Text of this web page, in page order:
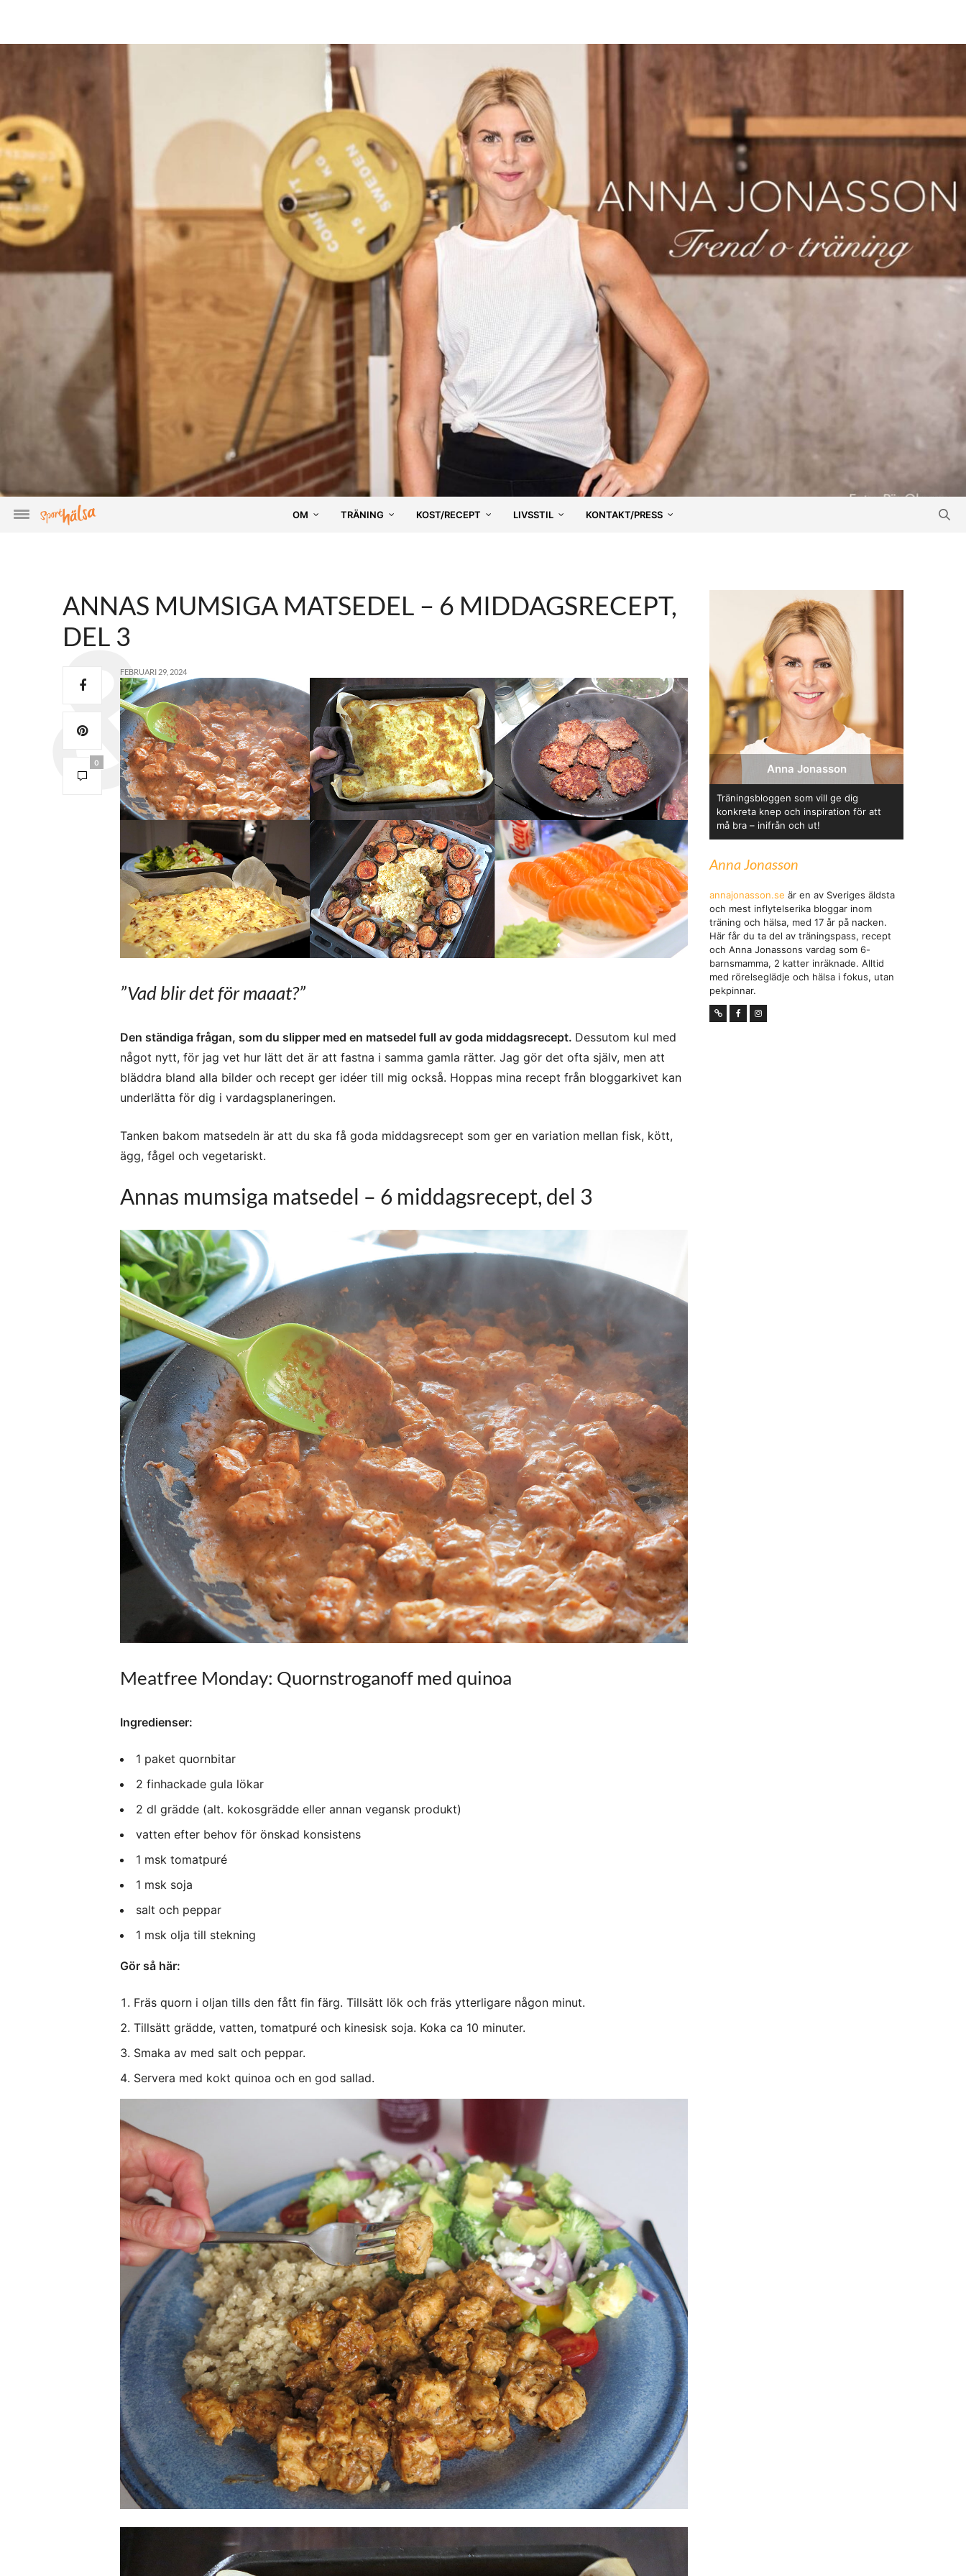
OM TRÄNING KOST/RECEPT LIVSSTIL KONTAKT/PRESS
ANNAS MUMSIGA MATSEDEL – 6 MIDDAGSRECEPT,
DEL 3
0
FEBRUARI 29, 2024
”Vad blir det för maaat?”
Den ständiga frågan, som du slipper med en matsedel full av goda middagsrecept. Dessutom kul med
något nytt, för jag vet hur lätt det är att fastna i samma gamla rätter. Jag gör det ofta själv, men att
bläddra bland alla bilder och recept ger idéer till mig också. Hoppas mina recept från bloggarkivet kan
underlätta för dig i vardagsplaneringen.
Tanken bakom matsedeln är att du ska få goda middagsrecept som ger en variation mellan fisk, kött,
ägg, fågel och vegetariskt.
Annas mumsiga matsedel – 6 middagsrecept, del 3
Meatfree Monday: Quornstroganoff med quinoa
Ingredienser:
1 paket quornbitar
2 finhackade gula lökar
2 dl grädde (alt. kokosgrädde eller annan vegansk produkt)
vatten efter behov för önskad konsistens
1 msk tomatpuré
1 msk soja
salt och peppar
1 msk olja till stekning
Gör så här:
Fräs quorn i oljan tills den fått fin färg. Tillsätt lök och fräs ytterligare någon minut.
Tillsätt grädde, vatten, tomatpuré och kinesisk soja. Koka ca 10 minuter.
Smaka av med salt och peppar.
Servera med kokt quinoa och en god sallad.
Anna Jonasson
Träningsbloggen som vill ge dig
konkreta knep och inspiration för att
må bra – inifrån och ut!
Anna Jonasson
annajonasson.se är en av Sveriges äldsta
och mest inflytelserika bloggar inom
träning och hälsa, med 17 år på nacken.
Här får du ta del av träningspass, recept
och Anna Jonassons vardag som 6-
barnsmamma, 2 katter inräknade. Alltid
med rörelseglädje och hälsa i fokus, utan
pekpinnar.